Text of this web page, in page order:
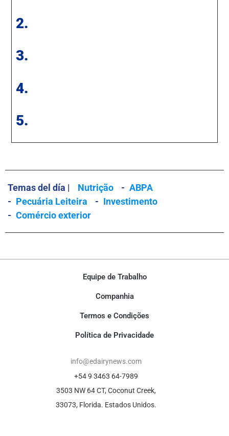
2.
3.
4.
5.
Temas del día | Nutrição - ABPA
- Pecuária Leiteira - Investimento
- Comércio exterior
Equipe de Trabalho
Companhia
Termos e Condições
Política de Privacidade
info@edairynews.com
+54 9 3463 64-7989
3503 NW 64 CT, Coconut Creek,
33073, Florida. Estados Unidos.